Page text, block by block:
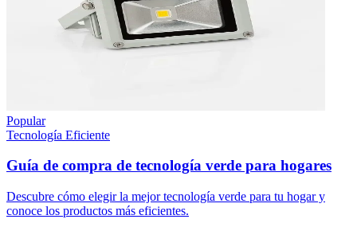
Popular
Tecnología Eficiente
Guía de compra de tecnología verde para hogares
Descubre cómo elegir la mejor tecnología verde para tu hogar y
conoce los productos más eficientes.